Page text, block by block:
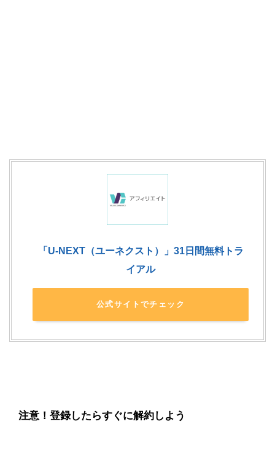
「U-NEXT（ユーネクスト）」31日間無料トラ
イアル
公式サイトでチェック
注意！登録したらすぐに解約しよう